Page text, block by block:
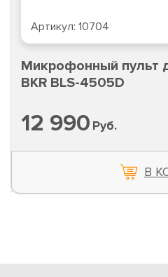
Артикул: 10704
Микрофонный пульт
BKR BLS-4505D
12 990 Руб.
В